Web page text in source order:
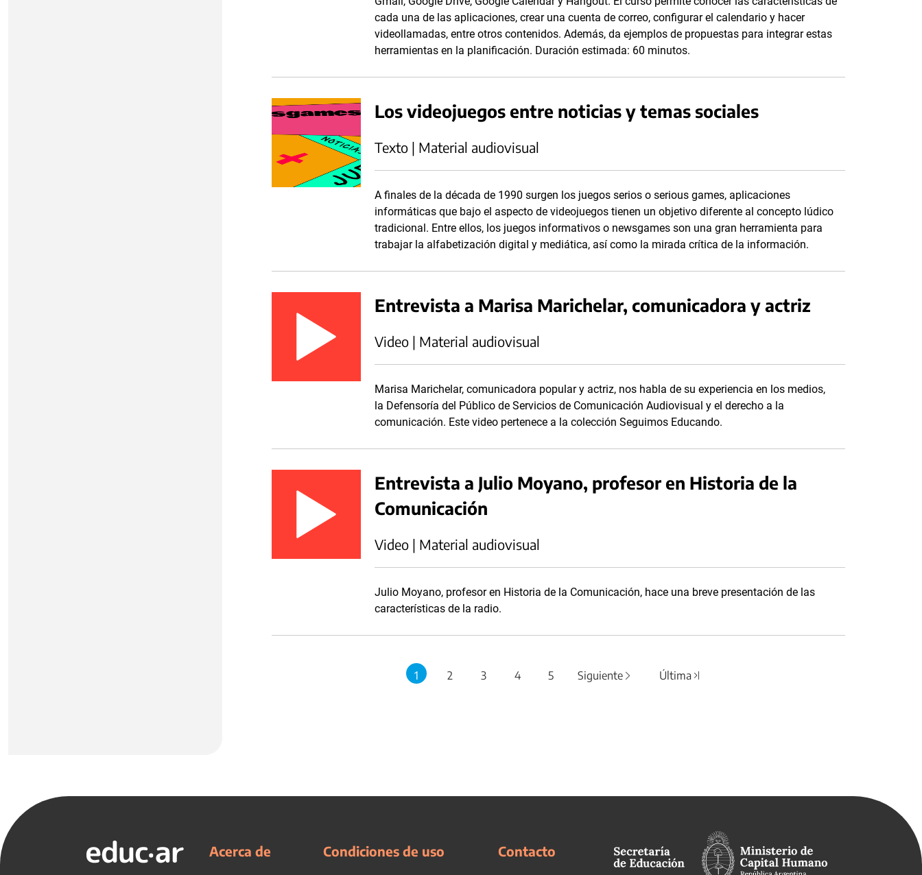
cada una de las aplicaciones, crear una cuenta de correo, configurar el calendario y hacer
videollamadas, entre otros contenidos. Además, da ejemplos de propuestas para integrar estas
herramientas en la planificación. Duración estimada: 60 minutos.
Los videojuegos entre noticias y temas sociales
Texto | Material audiovisual
A finales de la década de 1990 surgen los juegos serios o serious games, aplicaciones
informáticas que bajo el aspecto de videojuegos tienen un objetivo diferente al concepto lúdico
tradicional. Entre ellos, los juegos informativos o newsgames son una gran herramienta para
trabajar la alfabetización digital y mediática, así como la mirada crítica de la información.
Entrevista a Marisa Marichelar, comunicadora y actriz
Video | Material audiovisual
Marisa Marichelar, comunicadora popular y actriz, nos habla de su experiencia en los medios,
la Defensoría del Público de Servicios de Comunicación Audiovisual y el derecho a la
comunicación. Este video pertenece a la colección Seguimos Educando.
Entrevista a Julio Moyano, profesor en Historia de la
Comunicación
Video | Material audiovisual
Julio Moyano, profesor en Historia de la Comunicación, hace una breve presentación de las
características de la radio.
1 2 3 4 5 Siguiente Última
Acerca de Condiciones de uso Contacto